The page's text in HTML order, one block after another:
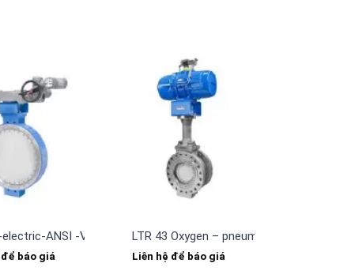
electric-ANSI -Van điện từ SAMSON
báo giá
LTR 43 Oxygen – pneumatic – ANSI -
Liên hệ để báo giá